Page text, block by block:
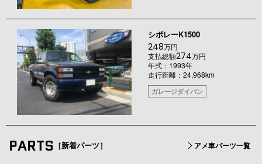
シボレーK1500
248万円
支払総額274万円
年式：1993年
走行距離：24,968km
ガレージダイバン
PARTS ［新着パーツ］ アメ車パーツ一覧